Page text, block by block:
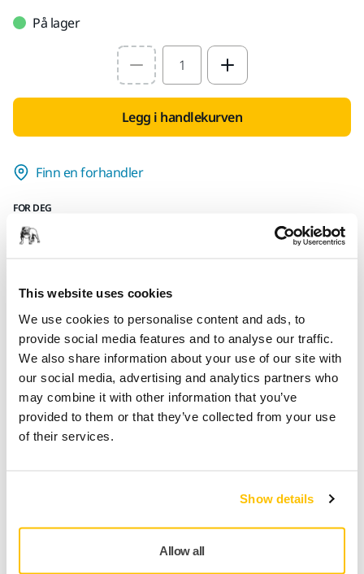
This website uses cookies
We use cookies to personalise content and ads, to
provide social media features and to analyse our traffic.
We also share information about your use of our site with
our social media, advertising and analytics partners who
may combine it with other information that you’ve
provided to them or that they’ve collected from your use
of their services.
Show details
Allow all
På lager
Select quantity value
Legg i handlekurven
Finn en forhandler
FOR DEG
Fri frakt over kr.699.- inkl. moms
Sikker betaling med kort
Spore pakken
Produktinformasjon
Abranet Soft er et patentert slipemateriale beregnet på å
jevne ut og strukturere primer, overflatelakk, gelbelegg og
klarlakk. Det er beregnet både på hånd- og maskinsliping.